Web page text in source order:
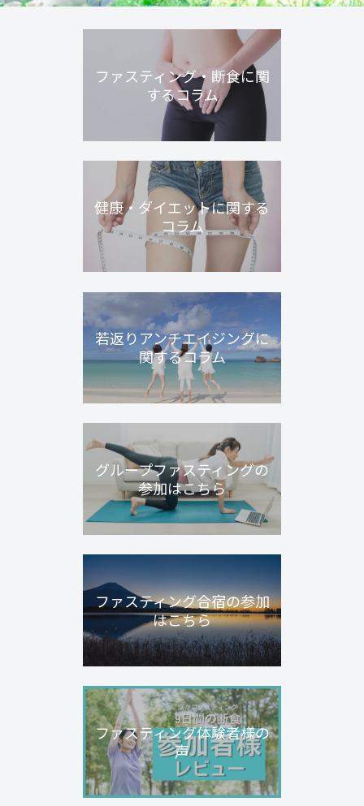
ファスティング・断食に関
するコラム
健康・ダイエットに関する
コラム
若返りアンチエイジングに
関するコラム
グループファスティングの
参加はこちら
ファスティング合宿の参加
はこちら
ファスティング体験者様の
声